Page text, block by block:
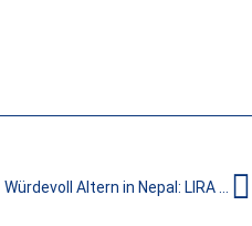
Würdevoll Altern in Nepal: LIRA Haus